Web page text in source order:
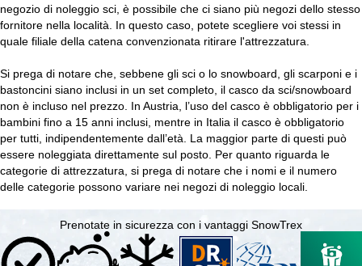
negozio di noleggio sci, è possibile che ci siano più negozi dello stesso
fornitore nella località. In questo caso, potete scegliere voi stessi in
quale filiale della catena convenzionata ritirare l'attrezzatura.
Si prega di notare che, sebbene gli sci o lo snowboard, gli scarponi e i
bastoncini siano inclusi in un set completo, il casco da sci/snowboard
non è incluso nel prezzo. In Austria, l’uso del casco è obbligatorio per i
bambini fino a 15 anni inclusi, mentre in Italia il casco è obbligatorio
per tutti, indipendentemente dall’età. La maggior parte di questi può
essere noleggiata direttamente sul posto. Per quanto riguarda le
categorie di attrezzatura, si prega di notare che i nomi e il numero
delle categorie possono variare nei negozi di noleggio locali.
Prenotate in sicurezza con i vantaggi SnowTrex